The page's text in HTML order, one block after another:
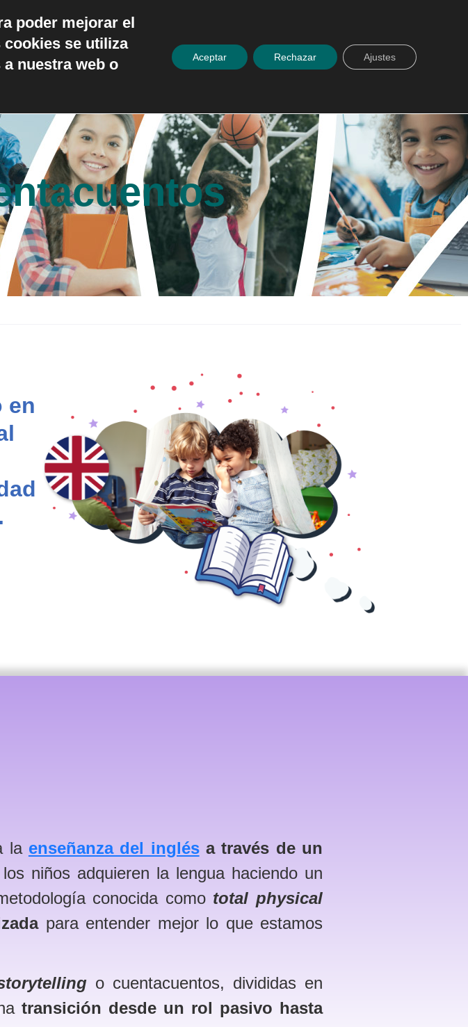
CONTACTO Trabaja con nosotros ACCESO PLATAFORMA
en
la enseñanza del inglésa través de un
niños adquieren la lengua haciendo un
conocida como total physical
para entender mejor lo que estamos
o cuentacuentos, divididas en
transición desde un rol pasivo hasta
poder mejorar el
se utiliza
nuestra web o
Aceptar Rechazar Ajustes